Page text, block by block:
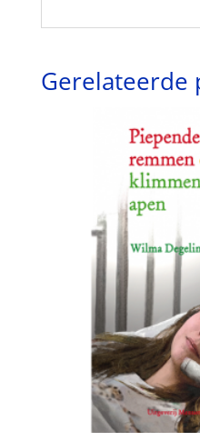
Gerelateerde